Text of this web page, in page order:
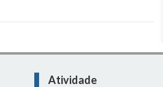
Atividade